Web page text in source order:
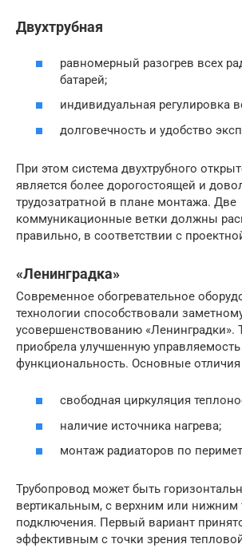
Двухтрубная
равномерный разогрев всех
батарей;
индивидуальная регулировка
долговечность и удобство
При этом система двухтрубного
является более дорогостоящей и
трудозатратной в плане монтажа. Две
коммуникационные ветки должны
правильно, в соответствии с
«Ленинградка»
Современное обогревательное
технологии способствовали
усовершенствованию «Ленинградки».
приобрела улучшенную
функциональность. Основные отличия
свободная циркуляция
наличие источника нагрева;
монтаж радиаторов по
Трубопровод может быть
вертикальным, с верхним или нижним
подключения. Первый вариант
эффективным с точки зрения